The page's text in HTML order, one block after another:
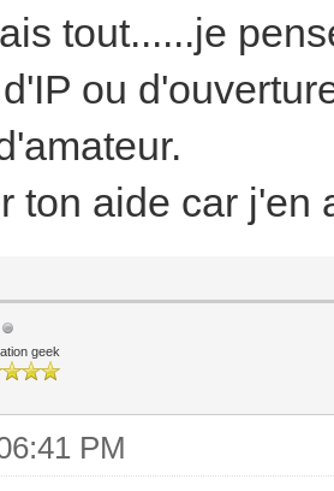
tout......je
ou
ton aide car j'en
geek
PM